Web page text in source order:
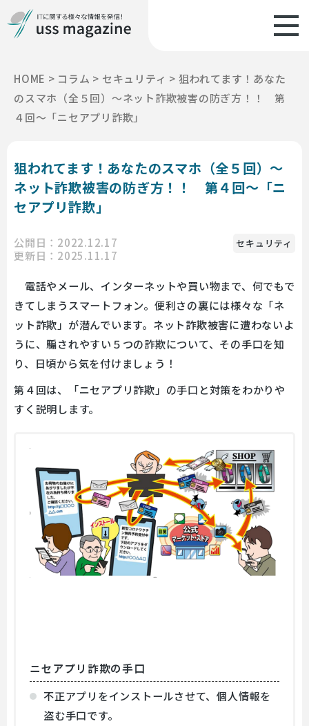
HOME > コラム > セキュリティ > 狙われてます！あなた
のスマホ（全５回）～ネット詐欺被害の防ぎ方！！ 第
４回～「ニセアプリ詐欺」
狙われてます！あなたのスマホ（全５回）～
ネット詐欺被害の防ぎ方！！ 第４回～「ニ
セアプリ詐欺」
公開日：2022.12.17
更新日：2025.11.17
セキュリティ
電話やメール、インターネットや買い物まで、何でもで
きてしまうスマートフォン。便利さの裏には様々な「ネ
ット詐欺」が潜んでいます。ネット詐欺被害に遭わないよ
うに、騙されやすい５つの詐欺について、その手口を知
り、日頃から気を付けましょう！
第４回は、「ニセアプリ詐欺」の手口と対策をわかりや
すく説明します。
ニセアプリ詐欺の手口
不正アプリをインストールさせて、個人情報を
盗む手口です。